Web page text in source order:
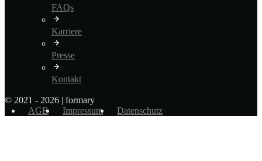
FAQs
Karriere
Presse
Kontakt
© 2021 - 2026 | formary
AGB
Impressum Datenschutz